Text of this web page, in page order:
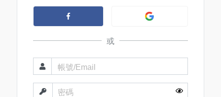
或
帳號/Email
密碼